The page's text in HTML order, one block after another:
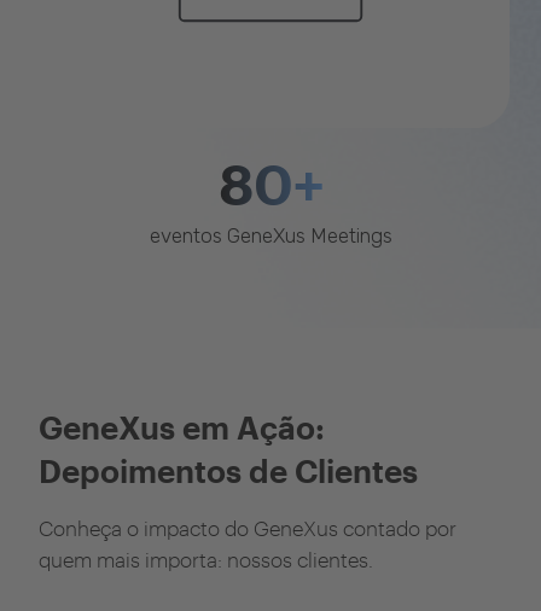
80+
eventos GeneXus Meetings
GeneXus em Ação:
Depoimentos de Clientes
Conheça o impacto do GeneXus contado por
quem mais importa: nossos clientes.